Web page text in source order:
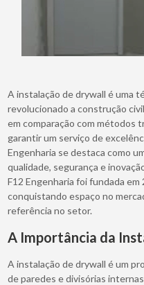
A instalação de drywall é uma
revolucionado a construção
em comparação com métodos
garantir um serviço de
Engenharia se destaca como
qualidade, segurança e
F12 Engenharia foi fundada
conquistando espaço no
referência no setor.
A Importância da
A instalação de drywall é um
de paredes e divisórias